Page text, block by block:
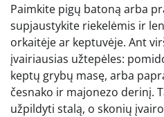
Paimkite pigų batoną arba
supjaustykite riekelėmis ir
orkaitėje ar keptuvėje. Ant
įvairiausias užtepėles:
keptų grybų masę, arba
česnako ir majonezo derinį.
užpildyti stalą, o skonių